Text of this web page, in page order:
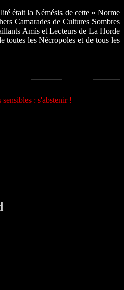
était la Némésis de cette « Norme
Camarades de Cultures Sombres
Amis et Lecteurs de La Horde
toutes les Nécropoles et de tous les
: s'abstenir !